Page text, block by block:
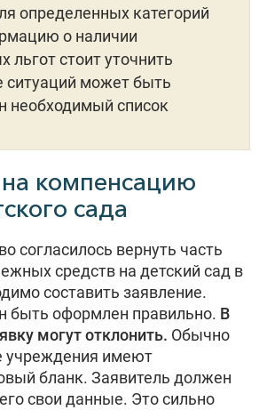
определенных категорий
о наличии
льгот стоит уточнить
ситуаций может быть
необходимый список
компенсацию
сада
согласилось вернуть часть
средств на детский сад в
составить заявление.
быть оформлен правильно. В
могут отклонить. Обычно
учреждения имеют
бланк. Заявитель должен
свои данные. Это сильно